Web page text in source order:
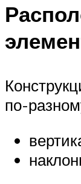
по-